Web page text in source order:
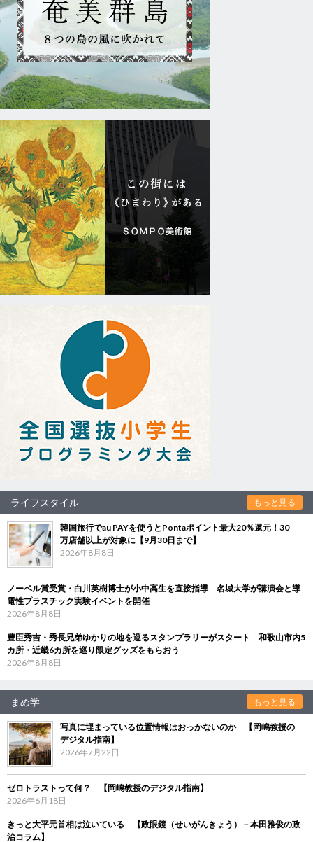
ライフスタイル もっと見る
韓国旅行でau PAYを使うとPontaポイント最大20％還元！30
万店舗以上が対象に【9月30日まで】
2026年8月8日
ノーベル賞受賞・白川英樹博士が小中高生を直接指導 名城大学が講演会と導
電性プラスチック実験イベントを開催
2026年8月8日
豊臣秀吉・秀長兄弟ゆかりの地を巡るスタンプラリーがスタート 和歌山市内5
カ所・近畿6カ所を巡り限定グッズをもらおう
2026年8月8日
まめ学 もっと見る
写真に埋まっている位置情報はおっかないのか 【岡嶋教授の
デジタル指南】
2026年7月22日
ゼロトラストって何？ 【岡嶋教授のデジタル指南】
2026年6月18日
きっと大平元首相は泣いている 【政眼鏡（せいがんきょう）－本田雅俊の政
治コラム】